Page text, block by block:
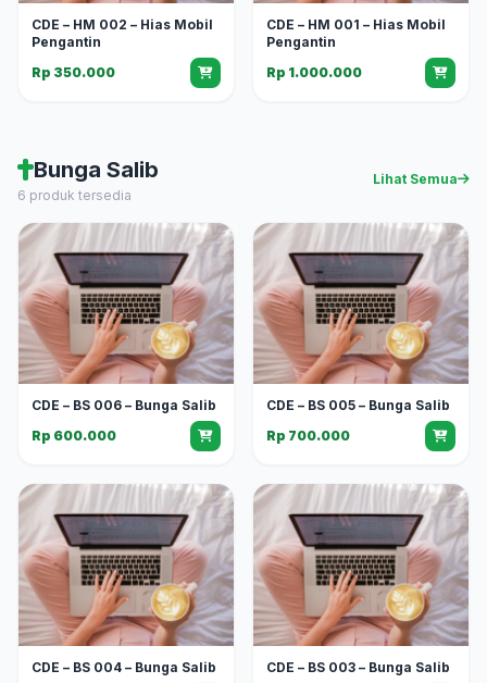
CDE – HM 002 – Hias Mobil
Pengantin
Rp 350.000
CDE – HM 001 – Hias Mobil
Pengantin
Rp 1.000.000
Bunga Salib
6 produk tersedia
Lihat Semua
CDE – BS 006 – Bunga Salib
Rp 600.000
CDE – BS 005 – Bunga Salib
Rp 700.000
CDE – BS 004 – Bunga Salib
CDE – BS 003 – Bunga Salib